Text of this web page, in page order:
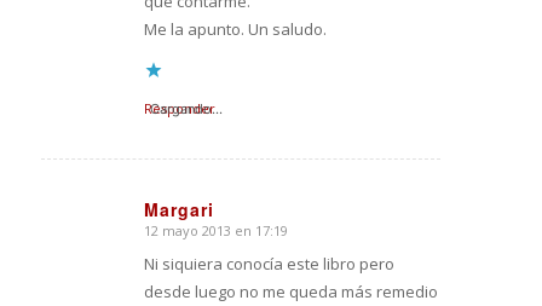
Me la apunto. Un saludo.
Cargando...
Responder
Margari
Dice:
12 mayo 2013 en 17:19
Ni siquiera conocía este libro pero
desde luego no me queda más remedio